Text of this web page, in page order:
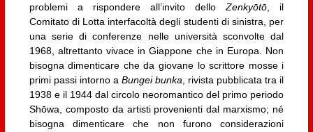
problemi a rispondere all’invito delloZenkyōtō , il
Comitato di Lotta interfacoltà degli studenti di sinistra, per
una serie di conferenze nelle università sconvolte dal
1968, altrettanto vivace in Giappone che in Europa. Non
bisogna dimenticare che da giovane lo scrittore mosse i
primi passi intorno a Bungei bunka , rivista pubblicata tra il
1938 e il 1944 dal circolo neoromantico del primo periodo
Shōwa, composto da artisti provenienti dal marxismo; né
bisogna dimenticare che non furono considerazioni